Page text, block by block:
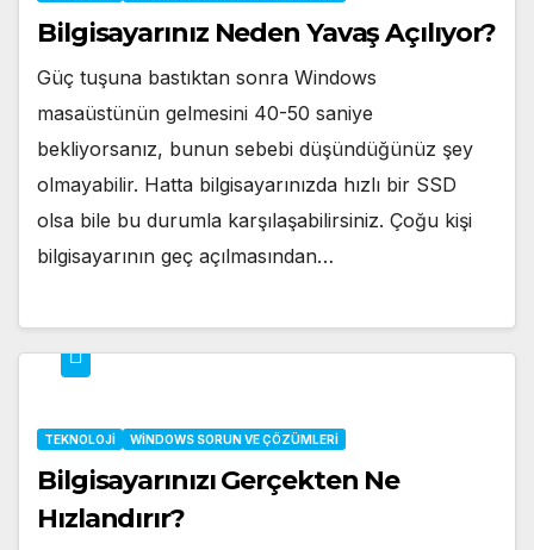
Bilgisayarınız Neden Yavaş Açılıyor?
Güç tuşuna bastıktan sonra Windows
masaüstünün gelmesini 40-50 saniye
bekliyorsanız, bunun sebebi düşündüğünüz şey
olmayabilir. Hatta bilgisayarınızda hızlı bir SSD
olsa bile bu durumla karşılaşabilirsiniz. Çoğu kişi
bilgisayarının geç açılmasından…
TEKNOLOJI WINDOWS SORUN VE ÇÖZÜMLERI
Bilgisayarınızı Gerçekten Ne
Hızlandırır?